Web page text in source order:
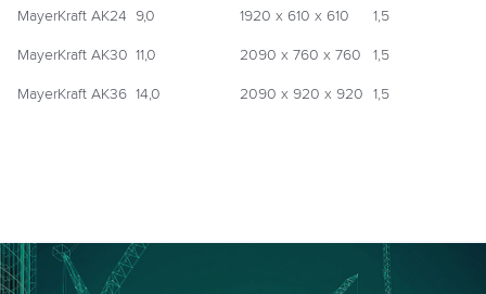
MayerKraft AK24 9,0 1920 х 610 х 610 1,5
MayerKraft AK30 11,0 2090 х 760 х 760 1,5
MayerKraft AK36 14,0 2090 х 920 х 920 1,5